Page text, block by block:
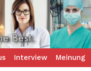
Interview Meinung